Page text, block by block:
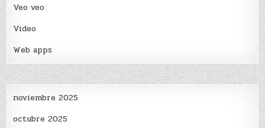
Veo veo
Video
Web apps
noviembre 2025
octubre 2025